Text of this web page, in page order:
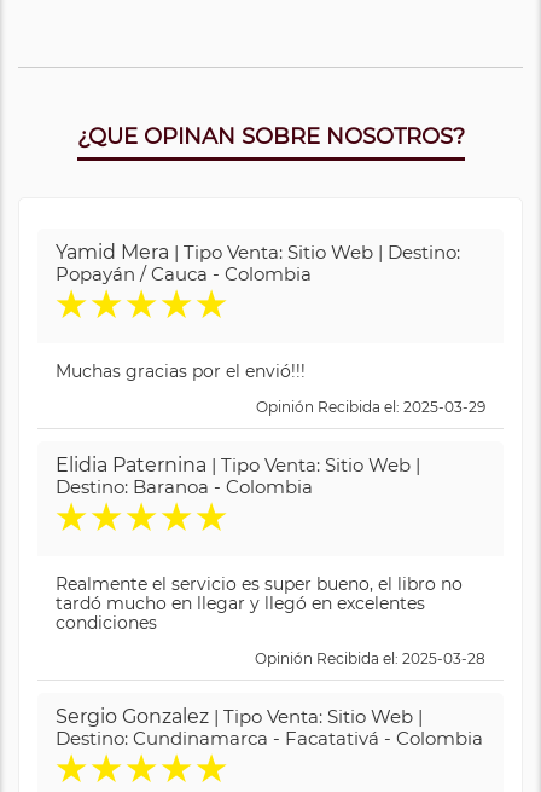
¿QUE OPINAN SOBRE NOSOTROS?
Yamid Mera | Tipo Venta: Sitio Web | Destino:
Popayán / Cauca - Colombia
★★★★★
Muchas gracias por el envió!!!
Opinión Recibida el: 2025-03-29
Elidia Paternina | Tipo Venta: Sitio Web |
Destino: Baranoa - Colombia
★★★★★
Realmente el servicio es super bueno, el libro no
tardó mucho en llegar y llegó en excelentes
condiciones
Opinión Recibida el: 2025-03-28
Sergio Gonzalez | Tipo Venta: Sitio Web |
Destino: Cundinamarca - Facatativá - Colombia
★★★★★